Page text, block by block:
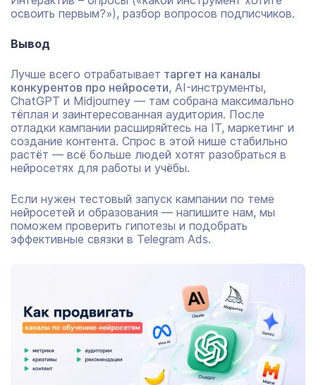
освоить первым?»), разбор вопросов подписчиков.
Вывод
Лучше всего отрабатывает таргет на каналы
конкурентов про нейросети, AI-инструменты,
ChatGPT и Midjourney — там собрана максимально
тёплая и заинтересованная аудитория. После
отладки кампании расширяйтесь на IT, маркетинг и
создание контента. Спрос в этой нише стабильно
растёт — всё больше людей хотят разобраться в
нейросетях для работы и учёбы.
Если нужен тестовый запуск кампании по теме
нейросетей и образования — напишите нам, мы
поможем проверить гипотезы и подобрать
эффективные связки в Telegram Ads.